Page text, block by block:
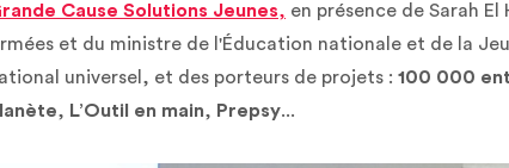
Cause Solutions Jeunes, en présence de Sarah
et du ministre de l'Éducation nationale et de la
universel, et des porteurs de projets : 100 000
, L’Outil en main, Prepsy...